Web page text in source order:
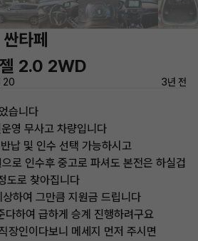
타페
2.0 2WD
20
3년 전
습니다
영 무사고 차량입니다
납 및 인수 선택 가능하시고
로 인수후 중고로 파셔도 본전은 하실겁
도로 찾아집니다
하여 그만큼 지원금 드립니다
다하여 급하게 승계 진행하려구요
장인이다보니 메세지 먼저 주시면